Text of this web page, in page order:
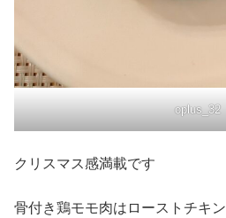
oplus_32
クリスマス感満載です
骨付き鶏モモ肉はローストチキ